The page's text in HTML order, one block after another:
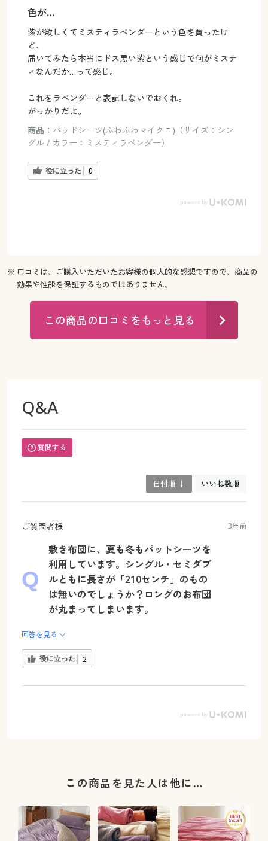
色が…
紫が欲しくてミスティラベンダーという色を買ったけ
ど、
届いてみたら本当にドス黒い紫という感じで何がミステ
ィなんだか…って感じ。
これをラベンダーと表記しないでおくれ。
がっかりだよ。
商品： パッドシーツ(ふわふわマイクロ)（サイズ：シン
グル / カラー：ミスティラベンダー）
役に立った 0
※ 口コミは、ご購入いただいたお客様の個人的な感想ですので、商品の
効果や性能を保証するものではありません。
この商品の口コミをもっと見る
Q&A
質問する
日付順 ↓ いいね数順
ご質問者様 3年前
敷き布団に、夏も冬もパットシーツを
利用しています。シングル・セミダブ
ルともに長さが「210センチ」のもの
は無いのでしょうか？ロングのお布団
が丸まってしまいます。
回答を見る
役に立った 2
この商品を見た人は他に…